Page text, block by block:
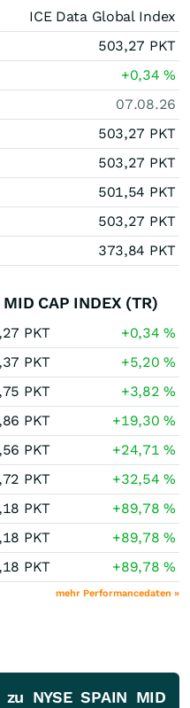
ICE Data Global Index
503,27 PKT
+0,34%
07.08.26
503,27 PKT
503,27 PKT
501,54 PKT
503,27 PKT
373,84 PKT
CAP INDEX (TR)
PKT +0,34%
PKT +5,20%
PKT +3,82%
PKT +19,30%
PKT +24,71%
PKT +32,54%
PKT +89,78%
PKT +89,78%
PKT +89,78%
mehr Performancedaten »
NYSE SPAIN MID